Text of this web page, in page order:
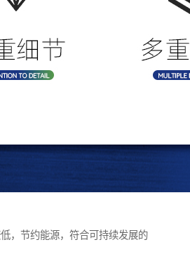
，节约能源，符合可持续发展的